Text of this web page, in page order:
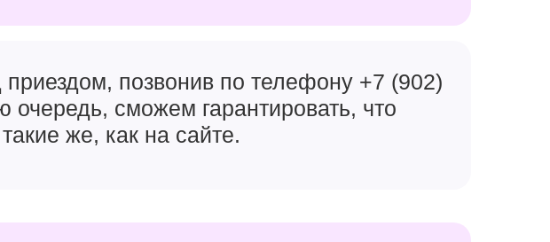
нагрев во время игр, в
Apple A18 Pro точно
позвонив по телефону +7 (902)
сможем гарантировать, что
же, как на сайте.